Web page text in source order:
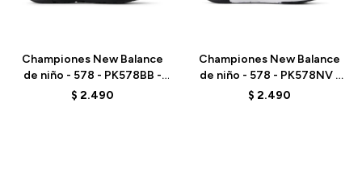
Championes New Balance
de niño - 578 - PK578BB -
ELD
$ 2.490
Championes New Balance
de niño - 578 - PK578NV -
ELD
$ 2.490